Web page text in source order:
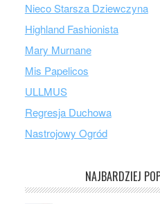
Nieco Starsza Dziewczyna
Highland Fashionista
Mary Murnane
Mis Papelicos
ULLMUS
Regresja Duchowa
Nastrojowy Ogród
NAJBARDZIEJ